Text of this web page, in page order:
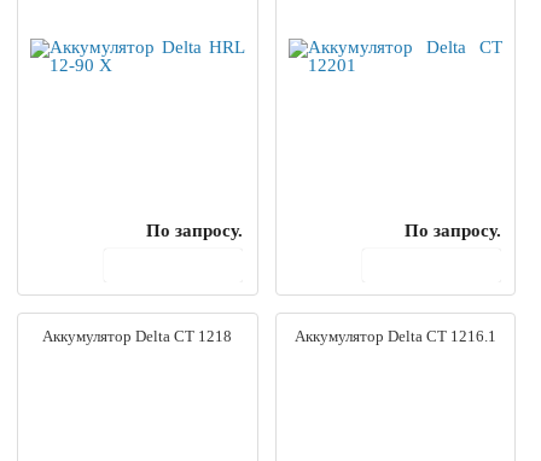
По запросу.
По запросу.
Аккумулятор Delta CT 1218 Аккумулятор Delta CT 1216.1